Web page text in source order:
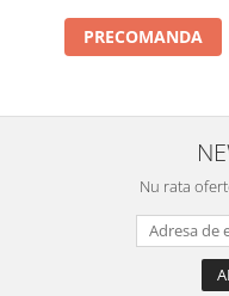
PRECOMANDA
Nu rata